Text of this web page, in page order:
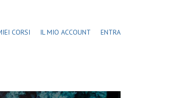
CORSI IL MIO ACCOUNT ENTRA